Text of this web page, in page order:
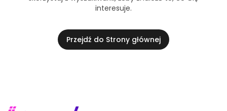
interesuje.
Przejdź do Strony głównej